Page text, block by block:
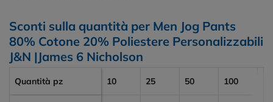
Sconti sulla quantità per Men Jog Pants
80% Cotone 20% Poliestere Personalizzabili
J&N |James 6 Nicholson
Quantità pz 10 25 50 100